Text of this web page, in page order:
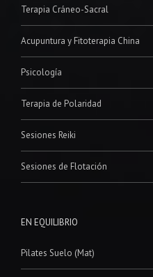
Terapia Cráneo-Sacral
Acupuntura y Fitoterapia China
Psicología
Terapia de Polaridad
Sesiones Reiki
Sesiones de Flotación
EN EQUILIBRIO
Pilates Suelo (Mat)